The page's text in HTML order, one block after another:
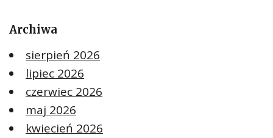
Archiwa
sierpień 2026
lipiec 2026
czerwiec 2026
maj 2026
kwiecień 2026